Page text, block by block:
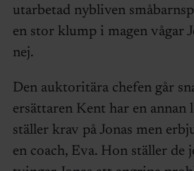
utarbetad nybliven
en stor klump i magen vågar
nej.
Den auktoritära chefen går
ersättaren Kent har en annan
ställer krav på Jonas men
en coach, Eva. Hon ställer de